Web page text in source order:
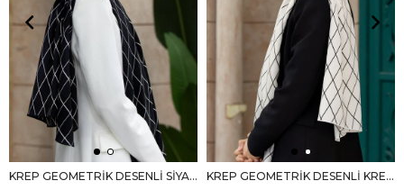
KREP GEOMETRİK DESENLİ SİYAH RENKLİ 75X195 KIRIŞMAZ ŞAL
KREP GEOMETRİK DESENLİ KREM RENKLİ 75X195 KIRIŞMAZ ŞAL